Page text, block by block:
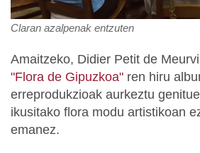
Claran azalpenak entzuten
Amaitzeko, Didier Petit de
"Flora de Gipuzkoa" ren hiru
erreprodukzioak aurkeztu
ikusitako flora modu artistikoan
emanez.